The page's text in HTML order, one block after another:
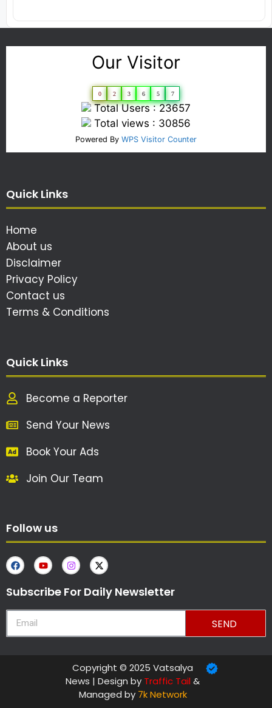
Our Visitor
0 2 3 6 5 7
Total Users : 23657
Total views : 30856
Powered By WPS Visitor Counter
Quick Links
Home
About us
Disclaimer
Privacy Policy
Contact us
Terms & Conditions
Quick Links
Become a Reporter
Send Your News
Book Your Ads
Join Our Team
Follow us
Subscribe For Daily Newsletter
SEND
Copyright © 2025 Vatsalya
News | Design by Traffic Tail&
Managed by 7k Network